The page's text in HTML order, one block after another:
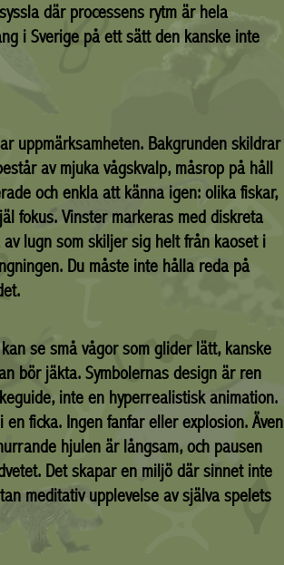
där processens rytm är hela
i Sverige på ett sätt den kanske inte
uppmärksamheten. Bakgrunden skildrar
av mjuka vågskvalp, måsrop på håll
och enkla att känna igen: olika fiskar,
fokus. Vinster markeras med diskreta
lugn som skiljer sig helt från kaoset i
Du måste inte hålla reda på
se små vågor som glider lätt, kanske
bör jäkta. Symbolernas design är ren
inte en hyperrealistisk animation.
ficka. Ingen fanfar eller explosion. Även
hjulen är långsam, och pausen
Det skapar en miljö där sinnet inte
meditativ upplevelse av själva spelets